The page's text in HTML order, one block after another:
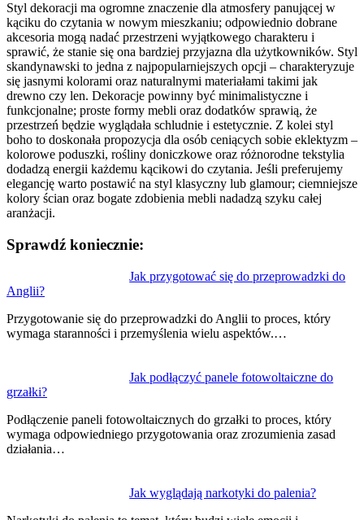
Styl dekoracji ma ogromne znaczenie dla atmosfery panującej w
kąciku do czytania w nowym mieszkaniu; odpowiednio dobrane
akcesoria mogą nadać przestrzeni wyjątkowego charakteru i
sprawić, że stanie się ona bardziej przyjazna dla użytkowników. Styl
skandynawski to jedna z najpopularniejszych opcji – charakteryzuje
się jasnymi kolorami oraz naturalnymi materiałami takimi jak
drewno czy len. Dekoracje powinny być minimalistyczne i
funkcjonalne; proste formy mebli oraz dodatków sprawią, że
przestrzeń będzie wyglądała schludnie i estetycznie. Z kolei styl
boho to doskonała propozycja dla osób ceniących sobie eklektyzm –
kolorowe poduszki, rośliny doniczkowe oraz różnorodne tekstylia
dodadzą energii każdemu kącikowi do czytania. Jeśli preferujemy
elegancję warto postawić na styl klasyczny lub glamour; ciemniejsze
kolory ścian oraz bogate zdobienia mebli nadadzą szyku całej
aranżacji.
Sprawdź koniecznie:
Jak przygotować się do przeprowadzki do
Anglii?
Przygotowanie się do przeprowadzki do Anglii to proces, który
wymaga staranności i przemyślenia wielu aspektów.…
Jak podłączyć panele fotowoltaiczne do
grzałki?
Podłączenie paneli fotowoltaicznych do grzałki to proces, który
wymaga odpowiedniego przygotowania oraz zrozumienia zasad
działania…
Jak wyglądają narkotyki do palenia?
wpisu